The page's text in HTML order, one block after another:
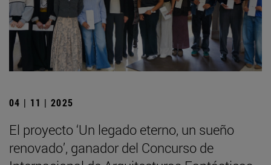
04 | 11 | 2025
El proyecto ‘Un legado eterno, un sueño
renovado’, ganador del Concurso de